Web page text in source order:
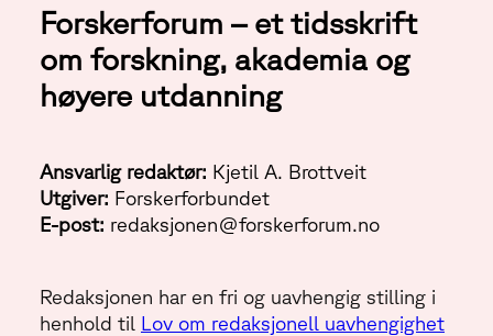
Forskerforum – et tidsskrift
om forskning, akademia og
høyere utdanning
Ansvarlig redaktør: Kjetil A. Brottveit
Utgiver: Forskerforbundet
E-post: redaksjonen@forskerforum.no
Redaksjonen har en fri og uavhengig stilling i
henhold til Lov om redaksjonell uavhengighet